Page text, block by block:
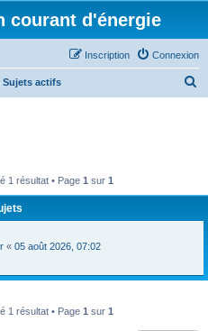
courant d'énergie
Connexion
Inscription
Sujets actifs
r
1 résultat • Page 1 sur 1
« 05 août 2026, 07:02
1 résultat • Page 1 sur 1